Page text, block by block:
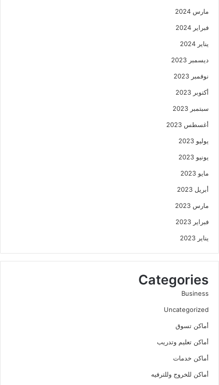
مارس 2024
فبراير 2024
يناير 2024
ديسمبر 2023
نوفمبر 2023
أكتوبر 2023
سبتمبر 2023
أغسطس 2023
يوليو 2023
يونيو 2023
مايو 2023
أبريل 2023
مارس 2023
فبراير 2023
يناير 2023
Categories
Business
Uncategorized
أماكن تسوق
أماكن تعليم وتدريب
أماكن خدمات
أماكن للخروج وللترفيه